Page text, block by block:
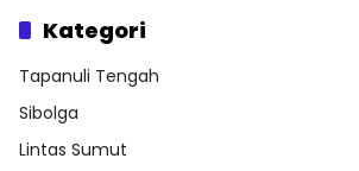
Kategori
Tapanuli Tengah
Sibolga
Lintas Sumut